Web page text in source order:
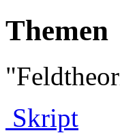
Themen
Skript